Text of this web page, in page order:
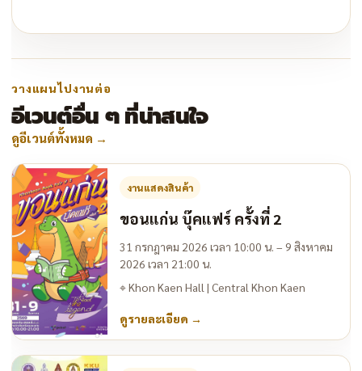
วางแผนไปงานต่อ
อีเวนต์อื่น ๆ ที่น่าสนใจ
ดูอีเวนต์ทั้งหมด →
งานแสดงสินค้า
ขอนแก่น บุ๊คแฟร์ ครั้งที่ 2
31 กรกฎาคม 2026 เวลา 10:00 น. – 9 สิงหาคม
2026 เวลา 21:00 น.
⌖Khon Kaen Hall | Central Khon Kaen
ดูรายละเอียด →